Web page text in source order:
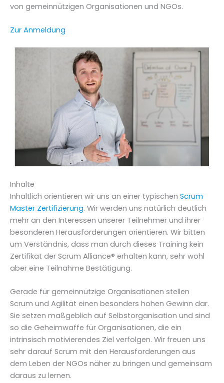
von gemeinnützigen Organisationen und NGOs.
Zur Anmeldung
Inhalte
Inhaltlich orientieren wir uns an einer typischen Scrum
Master Zertifizierung. Wir werden uns natürlich deutlich
mehr an den Interessen unserer Teilnehmer und ihrer
besonderen Herausforderungen orientieren. Wir bitten
um Verständnis, dass man durch dieses Training kein
Zertifikat der Scrum Alliance® erhalten kann, sehr wohl
aber eine Teilnahme Bestätigung.
Gerade für gemeinnützige Organisationen stellen
Scrum und Agilität einen besonders hohen Gewinn dar.
Sie setzen maßgeblich auf Selbstorganisation und sind
so die Geheimwaffe für Organisationen, die ein
intrinsisch motivierendes Ziel verfolgen. Wir freuen uns
sehr darauf Scrum mit den Herausforderungen aus
dem Leben der NGOs näher zu bringen und gemeinsam
daraus zu lernen.